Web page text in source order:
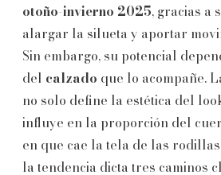
otoño-invierno 2025, gracias a
alargar la silueta y aportar
Sin embargo, su potencial
del calzado que lo acompañe.
no solo define la estética del
influye en la proporción del
en que cae la tela de las
la tendencia dicta tres caminos